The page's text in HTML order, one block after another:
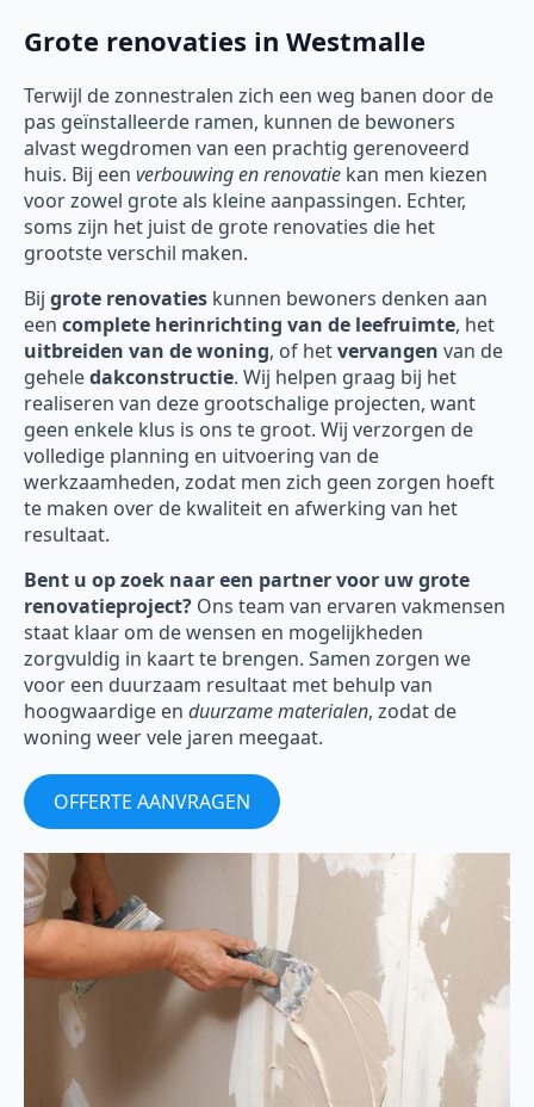
Grote renovaties in Westmalle
Terwijl de zonnestralen zich een weg banen door de
pas geïnstalleerde ramen, kunnen de bewoners
alvast wegdromen van een prachtig gerenoveerd
huis. Bij een verbouwing en renovatie kan men kiezen
voor zowel grote als kleine aanpassingen. Echter,
soms zijn het juist de grote renovaties die het
grootste verschil maken.
Bij grote renovaties kunnen bewoners denken aan
een complete herinrichting van de leefruimte, het
uitbreiden van de woning, of hetvervangen van de
geheledakconstructie. Wij helpen graag bij het
realiseren van deze grootschalige projecten, want
geen enkele klus is ons te groot. Wij verzorgen de
volledige planning en uitvoering van de
werkzaamheden, zodat men zich geen zorgen hoeft
te maken over de kwaliteit en afwerking van het
resultaat.
Bent u op zoek naar een partner voor uw grote
renovatieproject? Ons team van ervaren vakmensen
staat klaar om de wensen en mogelijkheden
zorgvuldig in kaart te brengen. Samen zorgen we
voor een duurzaam resultaat met behulp van
hoogwaardige en duurzame materialen, zodat de
woning weer vele jaren meegaat.
OFFERTE AANVRAGEN